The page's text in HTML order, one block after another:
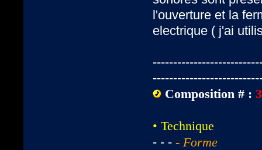
l'ouverture et la
electrique ( j'ai
Composition # :3
• Technique
- - -- Forme